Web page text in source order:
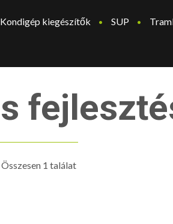
Kondigép kiegészítők SUP
Összesen 1 találat